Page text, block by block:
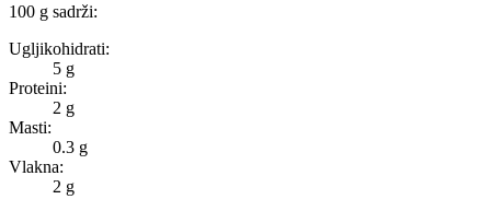
100 g sadrži:
Ugljikohidrati:
5 g
Proteini:
2 g
Masti:
0.3 g
Vlakna:
2 g